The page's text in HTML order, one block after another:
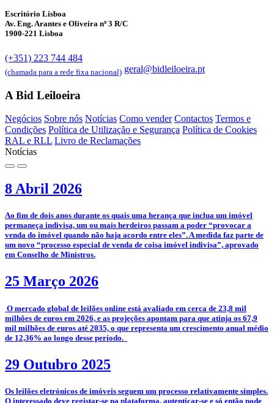
Escritório Lisboa
Av. Eng. Arantes e Oliveira nº 3 R/C
1900-221 Lisboa
(+351) 223 744 484
(chamada para a rede fixa nacional) geral@bidleiloeira.pt
A Bid Leiloeira
Negócios Sobre nós Notícias Como vender Contactos Termos e
Condições Política de Utilização e Segurança Política de Cookies
RAL e RLL Livro de Reclamações
Notícias
8 Abril 2026
­Ao fim de dois anos durante os quais uma herança que inclua um imóvel
permaneça indivisa, um ou mais herdeiros passam a poder “provocar a
venda do imóvel quando não haja acordo entre eles”. A medida faz parte de
um novo “processo especial de venda de coisa imóvel indivisa”, aprovado
em Conselho de Ministros.
25 Março 2026
­­ O mercado global de leilões online está avaliado em cerca de 23,8 mil
milhões de euros em 2026, e as projeções apontam para que atinja os 67,9
mil milhões de euros até 2035, o que representa um crescimento anual médio
de 12,36% ao longo desse período.
29 Outubro 2025
­­Os leilões eletrónicos de imóveis seguem um processo relativamente simples.
O interessado deve registar-se na plataforma, autenticar-se e só então pode